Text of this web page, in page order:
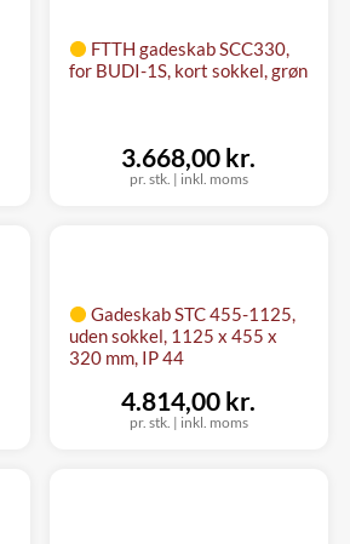
FTTH gadeskab SCC330,
for BUDI-1S, kort sokkel, grøn
pr. stk. | inkl. moms
3.668,00 kr.
Gadeskab STC 455-1125,
uden sokkel, 1125 x 455 x
320 mm, IP 44
pr. stk. | inkl. moms
4.814,00 kr.